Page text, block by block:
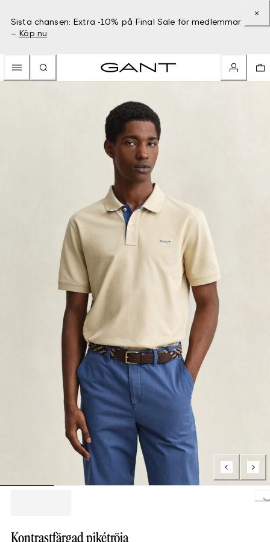
Sista chansen: Extra -10% på Final Sale för medlemmar
– Köp nu
Kontrastfärgad pikétröja